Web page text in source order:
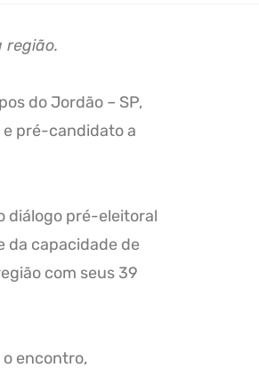
região.
do Jordão – SP,
e pré-candidato a
diálogo pré-eleitoral
da capacidade de
com seus 39
o encontro,